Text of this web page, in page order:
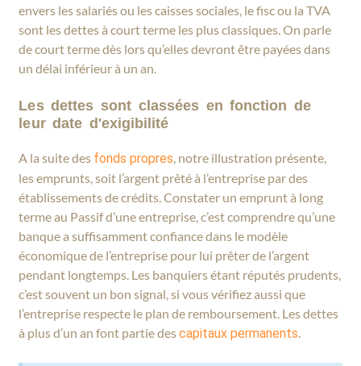
envers les salariés ou les caisses sociales, le fisc ou la TVA
sont les dettes à court terme les plus classiques. On parle
de court terme dès lors qu’elles devront être payées dans
un délai inférieur à un an.
Les dettes sont classées en fonction de
leur date d'exigibilité
A la suite des fonds propres, notre illustration présente,
les emprunts, soit l’argent prêté à l’entreprise par des
établissements de crédits. Constater un emprunt à long
terme au Passif d’une entreprise, c’est comprendre qu’une
banque a suffisamment confiance dans le modèle
économique de l’entreprise pour lui prêter de l’argent
pendant longtemps. Les banquiers étant réputés prudents,
c’est souvent un bon signal, si vous vérifiez aussi que
l’entreprise respecte le plan de remboursement. Les dettes
à plus d’un an font partie descapitaux permanents.